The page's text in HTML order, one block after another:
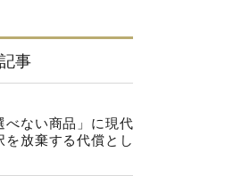
事
べない商品」に現代
を放棄する代償とし